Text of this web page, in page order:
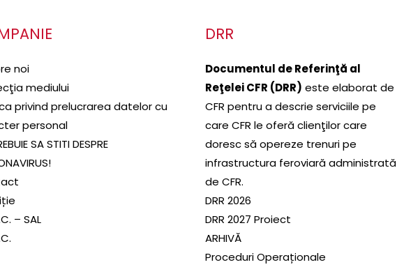
noi
mediului
privind prelucrarea datelor cu
personal
SA STITI DESPRE
– SAL
DRR
Documentul de Referinţă al
Reţelei CFR (DRR) este elaborat de
CFR pentru a descrie serviciile pe
care CFR le oferă clienţilor care
doresc să opereze trenuri pe
infrastructura feroviară administrată
de CFR.
DRR 2026
DRR 2027 Proiect
ARHIVĂ
Proceduri Operaționale